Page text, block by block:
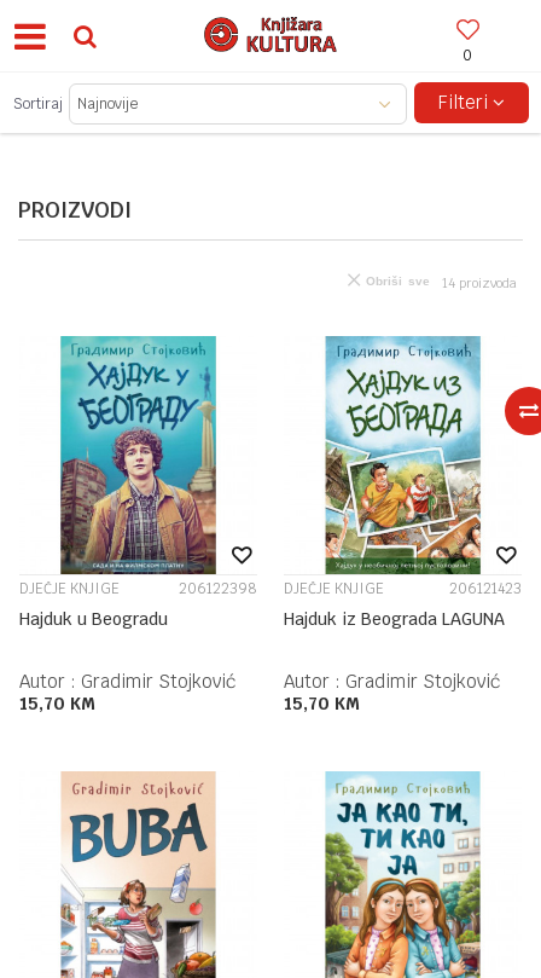
0
BESPLATNA ISPORUKA ZA IZNOSE PREKO 150KM!
PROIZVODI
Sortiraj Filteri
14 proizvoda
Obriši sve
DJEČJE KNJIGE 206122398
Hajduk u Beogradu
Autor : Gradimir Stojković
15,70 KM
DJEČJE KNJIGE 206121423
Hajduk iz Beograda LAGUNA
Autor : Gradimir Stojković
15,70 KM